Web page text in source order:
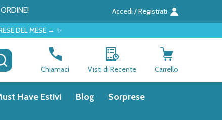
Accedi / Registrati
✨
CERCA
Chiamaci Visti di Recente Carrello
Have Estivi Blog Sorprese